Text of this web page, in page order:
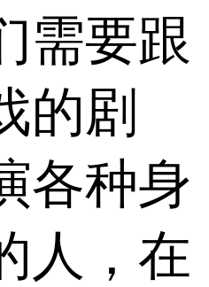
需要跟
的剧
各种身
人，在